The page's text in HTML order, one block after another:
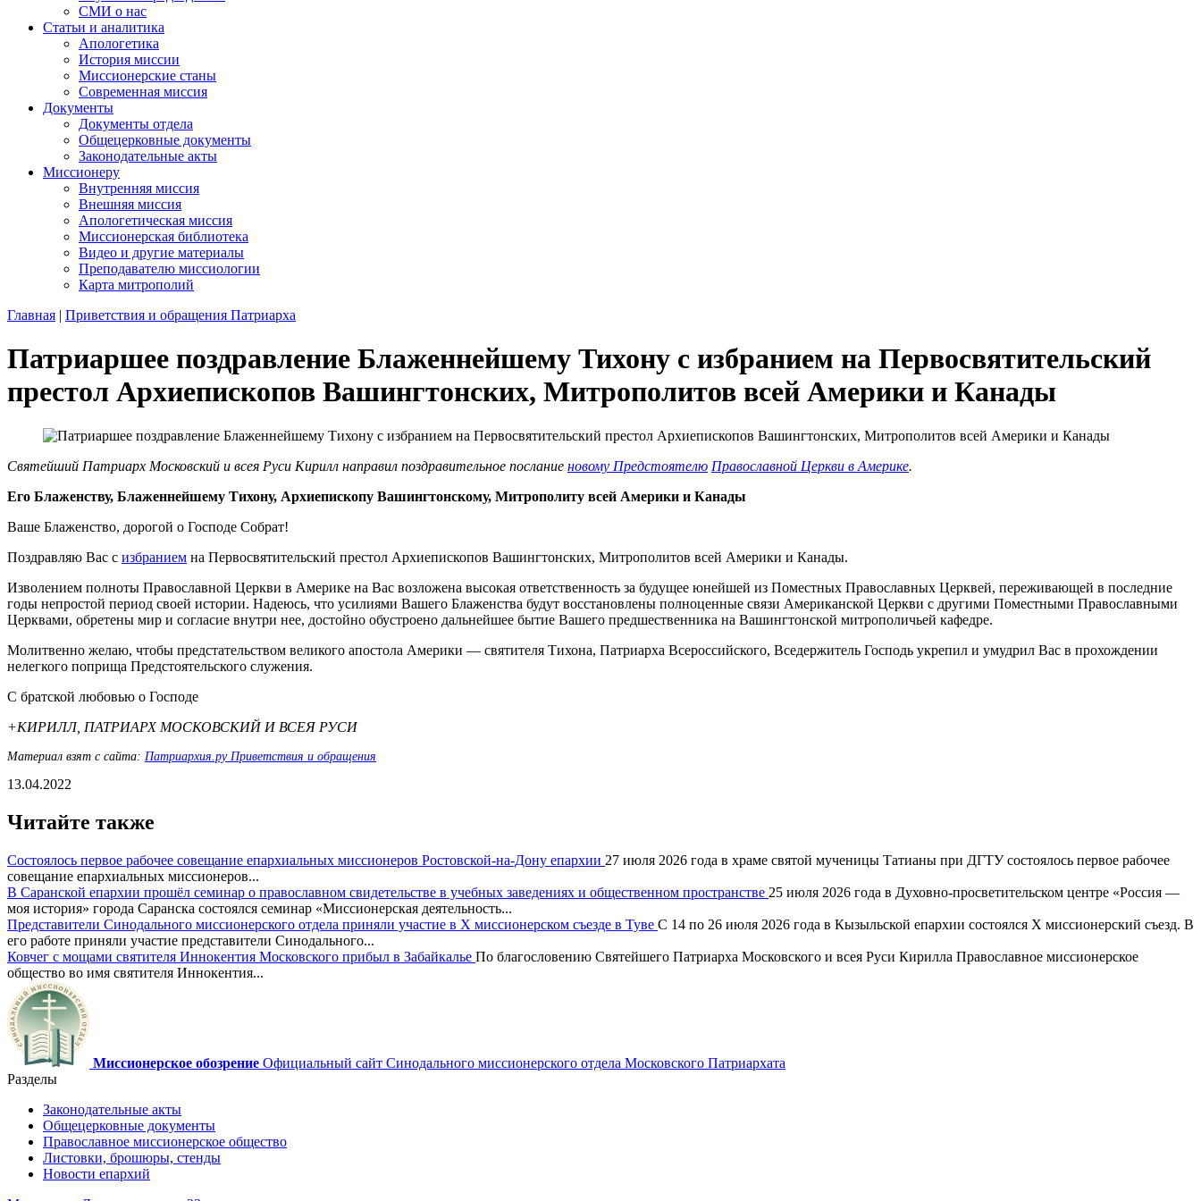
СМИ о нас
Статьи и аналитика
Апологетика
История миссии
Миссионерские станы
Современная миссия
Документы
Документы отдела
Общецерковные документы
Законодательные акты
Миссионеру
Внутренняя миссия
Внешняя миссия
Апологетическая миссия
Миссионерская библиотека
Видео и другие материалы
Преподавателю миссиологии
Карта митрополий
Главная | Приветствия и обращения Патриарха
Патриаршее поздравление Блаженнейшему Тихону с избранием на Первосвятительский
престол Архиепископов Вашингтонских, Митрополитов всей Америки и Канады
Святейший Патриарх Московский и всея Руси Кирилл направил поздравительное послание новому Предстоятелю Православной Церкви в Америке.
Его Блаженству, Блаженнейшему Тихону, Архиепископу Вашингтонскому, Митрополиту всей Америки и Канады
Ваше Блаженство, дорогой о Господе Собрат!
Поздравляю Вас с избранием на Первосвятительский престол Архиепископов Вашингтонских, Митрополитов всей Америки и Канады.
Изволением полноты Православной Церкви в Америке на Вас возложена высокая ответственность за будущее юнейшей из Поместных Православных Церквей, переживающей в последние
годы непростой период своей истории. Надеюсь, что усилиями Вашего Блаженства будут восстановлены полноценные связи Американской Церкви с другими Поместными Православными
Церквами, обретены мир и согласие внутри нее, достойно обустроено дальнейшее бытие Вашего предшественника на Вашингтонской митрополичьей кафедре.
Молитвенно желаю, чтобы предстательством великого апостола Америки — святителя Тихона, Патриарха Всероссийского, Вседержитель Господь укрепил и умудрил Вас в прохождении
нелегкого поприща Предстоятельского служения.
С братской любовью о Господе
+КИРИЛЛ, ПАТРИАРХ МОСКОВСКИЙ И ВСЕЯ РУСИ
Материал взят с сайта: Патриархия.ру Приветствия и обращения
13.04.2022
Читайте также
Состоялось первое рабочее совещание епархиальных миссионеров Ростовской-на-Дону епархии 27 июля 2026 года в храме святой мученицы Татианы при ДГТУ состоялось первое рабочее
совещание епархиальных миссионеров...
В Саранской епархии прошёл семинар о православном свидетельстве в учебных заведениях и общественном пространстве 25 июля 2026 года в Духовно-просветительском центре «Россия —
моя история» города Саранска состоялся семинар «Миссионерская деятельность...
Представители Синодального миссионерского отдела приняли участие в X миссионерском съезде в Туве С 14 по 26 июля 2026 года в Кызыльской епархии состоялся X миссионерский съезд. В
его работе приняли участие представители Синодального...
Ковчег с мощами святителя Иннокентия Московского прибыл в Забайкалье По благословению Святейшего Патриарха Московского и всея Руси Кирилла Православное миссионерское
общество во имя святителя Иннокентия...
Миссионерское обозрение Официальный сайт Синодального миссионерского отдела Московского Патриархата
Разделы
Законодательные акты
Общецерковные документы
Православное миссионерское общество
Листовки, брошюры, стенды
Новости епархий